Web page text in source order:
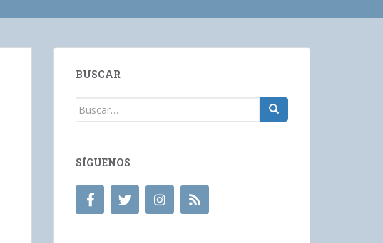
BUSCAR
Buscar:
SÍGUENOS